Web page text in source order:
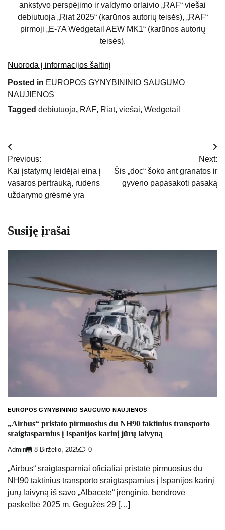
ankstyvo perspėjimo ir valdymo orlaivio „RAF“ viešai
debiutuoja „Riat 2025“ (karūnos autorių teisės), „RAF“
pirmoji „E-7A Wedgetail AEW MK1“ (karūnos autorių
teisės).
Nuoroda į informacijos šaltinį
Posted in EUROPOS GYNYBININIO SAUGUMO
NAUJIENOS
Tagged debiutuoja, RAF, Riat, viešai, Wedgetail
Navigacija
tarp
įrašų
Previous:
Kai įstatymų leidėjai eina į
vasaros pertrauką, rudens
uždarymo grėsmė yra
Next:
Šis „doc“ šoko ant granatos ir
gyveno papasakoti pasaką
Susiję įrašai
EUROPOS GYNYBININIO SAUGUMO NAUJIENOS
„Airbus“ pristato pirmuosius du NH90 taktinius transporto
sraigtasparnius į Ispanijos karinį jūrų laivyną
Admin 8 Birželio, 2025 0
„Airbus“ sraigtasparniai oficialiai pristatė pirmuosius du
NH90 taktinius transporto sraigtasparnius į Ispanijos karinį
jūrų laivyną iš savo „Albacete“ įrenginio, bendrovė
paskelbė 2025 m. Gegužės 29 […]